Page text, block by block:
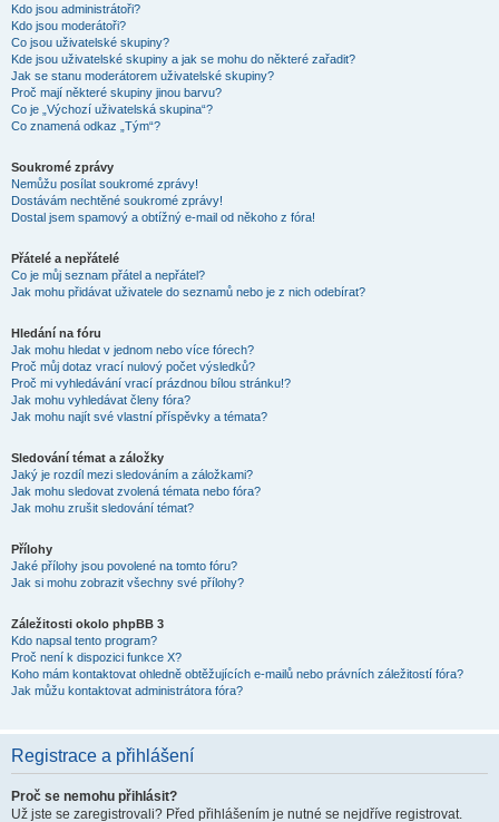
Kdo jsou administrátoři?
Kdo jsou moderátoři?
Co jsou uživatelské skupiny?
Kde jsou uživatelské skupiny a jak se mohu do některé zařadit?
Jak se stanu moderátorem uživatelské skupiny?
Proč mají některé skupiny jinou barvu?
Co je „Výchozí uživatelská skupina“?
Co znamená odkaz „Tým“?
Soukromé zprávy
Nemůžu posílat soukromé zprávy!
Dostávám nechtěné soukromé zprávy!
Dostal jsem spamový a obtížný e-mail od někoho z fóra!
Přátelé a nepřátelé
Co je můj seznam přátel a nepřátel?
Jak mohu přidávat uživatele do seznamů nebo je z nich odebírat?
Hledání na fóru
Jak mohu hledat v jednom nebo více fórech?
Proč můj dotaz vrací nulový počet výsledků?
Proč mi vyhledávání vrací prázdnou bílou stránku!?
Jak mohu vyhledávat členy fóra?
Jak mohu najít své vlastní příspěvky a témata?
Sledování témat a záložky
Jaký je rozdíl mezi sledováním a záložkami?
Jak mohu sledovat zvolená témata nebo fóra?
Jak mohu zrušit sledování témat?
Přílohy
Jaké přílohy jsou povolené na tomto fóru?
Jak si mohu zobrazit všechny své přílohy?
Záležitosti okolo phpBB 3
Kdo napsal tento program?
Proč není k dispozici funkce X?
Koho mám kontaktovat ohledně obtěžujících e-mailů nebo právních záležitostí fóra?
Jak můžu kontaktovat administrátora fóra?
Registrace a přihlášení
Proč se nemohu přihlásit?
Už jste se zaregistrovali? Před přihlášením je nutné se nejdříve registrovat.